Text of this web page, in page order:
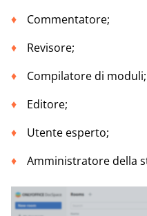
Commentatore;
Revisore;
Compilatore di moduli;
Editore;
Utente esperto;
Amministratore della